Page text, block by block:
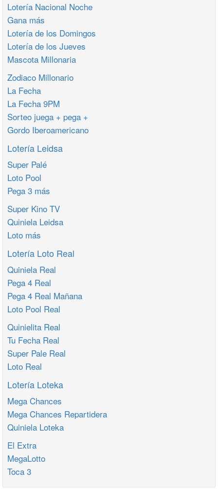
Lotería Nacional Noche
Gana más
Lotería de los Domingos
Lotería de los Jueves
Mascota Millonaria
Zodiaco Millonario
La Fecha
La Fecha 9PM
Sorteo juega + pega +
Gordo Iberoamericano
Lotería Leidsa
Super Palé
Loto Pool
Pega 3 más
Super Kino TV
Quiniela Leidsa
Loto más
Lotería Loto Real
Quiniela Real
Pega 4 Real
Pega 4 Real Mañana
Loto Pool Real
Quinielita Real
Tu Fecha Real
Super Pale Real
Loto Real
Lotería Loteka
Mega Chances
Mega Chances Repartidera
Quiniela Loteka
El Extra
MegaLotto
Toca 3